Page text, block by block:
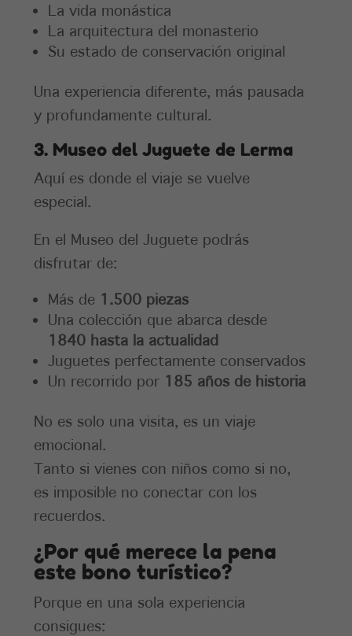
La vida monástica
La arquitectura del monasterio
Su estado de conservación original
Una experiencia diferente, más pausada
y profundamente cultural.
3. Museo del Juguete de Lerma
Aquí es donde el viaje se vuelve
especial.
En el Museo del Juguete podrás
disfrutar de:
Más de 1.500 piezas
Una colección que abarca desde
1840 hasta la actualidad
Juguetes perfectamente conservados
Un recorrido por 185 años de historia
No es solo una visita, es un viaje
emocional.
Tanto si vienes con niños como si no,
es imposible no conectar con los
recuerdos.
¿Por qué merece la pena
este bono turístico?
Porque en una sola experiencia
consigues: